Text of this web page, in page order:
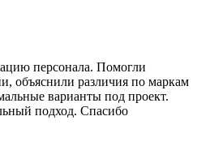
персонала. Помогли
объяснили различия по маркам
варианты под проект.
подход. Спасибо